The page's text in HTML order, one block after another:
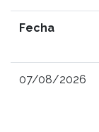
Fecha
07/08/2026